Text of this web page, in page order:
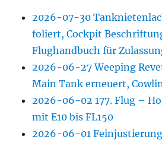
2026-07-30
foliert, Cockpit
Flughandbuch für
2026-06-27 Weeping
Main Tank erneuert,
2026-06-02 177. Flug –
mit E10 bis FL150
2026-06-01